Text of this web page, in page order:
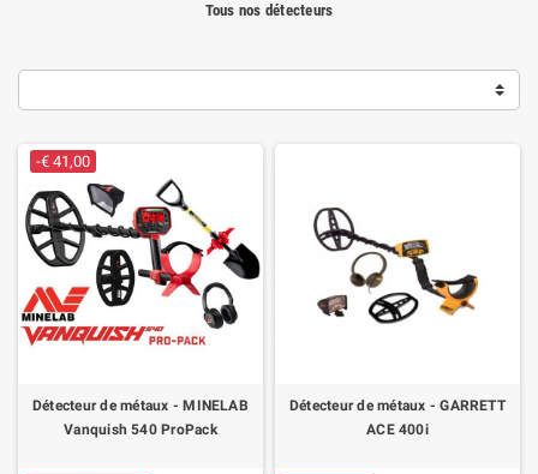
Tous nos détecteurs
-€ 41,00
Détecteur de métaux - MINELAB
Vanquish 540 ProPack
Détecteur de métaux - GARRETT
ACE 400i